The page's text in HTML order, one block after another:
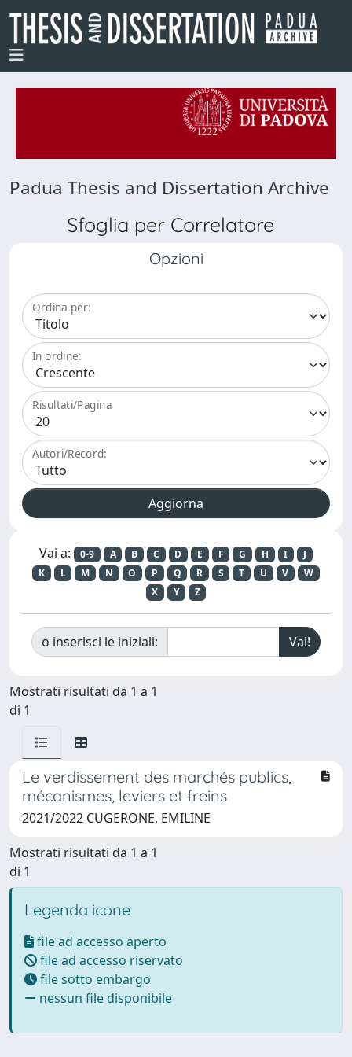
Padua Thesis and Dissertation Archive
Sfoglia per Correlatore
Opzioni
Ordina per:
In ordine:
Risultati/Pagina
Autori/Record:
Vai a: 0-9 A B C D E F G H I
J
K
L M N O P Q R S T U V
W
X
Y Z
o inserisci le iniziali:
Mostrati risultati da 1 a 1
di 1
Le verdissement des marchés publics,
mécanismes, leviers et freins
2021/2022 CUGERONE, EMILINE
Mostrati risultati da 1 a 1
di 1
Legenda icone
file ad accesso aperto
file ad accesso riservato
file sotto embargo
nessun file disponibile